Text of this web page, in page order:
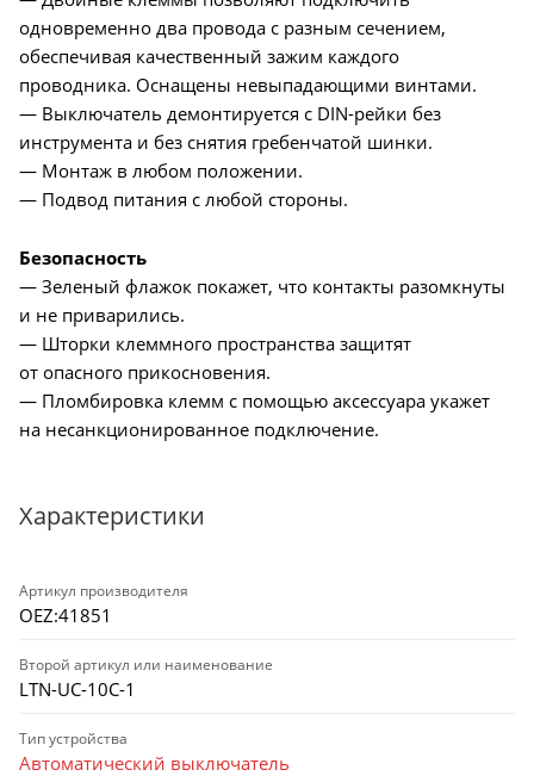
одновременно два провода с разным сечением,
обеспечивая качественный зажим каждого
проводника. Оснащены невыпадающими винтами.
— Выключатель демонтируется с DIN-рейки без
инструмента и без снятия гребенчатой шинки.
— Монтаж в любом положении.
— Подвод питания с любой стороны.
Безопасность
— Зеленый флажок покажет, что контакты разомкнуты
и не приварились.
— Шторки клеммного пространства защитят
от опасного прикосновения.
— Пломбировка клемм с помощью аксессуара укажет
на несанкционированное подключение.
Характеристики
Артикул производителя
OEZ:41851
Второй артикул или наименование
LTN-UC-10C-1
Тип устройства
Автоматический выключатель